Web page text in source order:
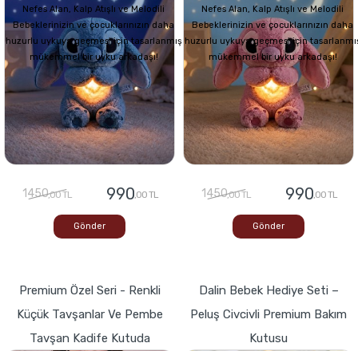
Nefes Alan, Kalp Atışlı ve Melodili
Bebeklerinizin ve çocuklarınızın daha
huzurlu uykuya geçmesi için tasarlanmış
mükemmel bir uyku arkadaşı!
1450,00 TL 990,00 TL
Gönder
Nefes Alan, Kalp Atışlı ve Melodili
Bebeklerinizin ve çocuklarınızın daha
huzurlu uykuya geçmesi için
mükemmel bir uyku arkadaşı!
1450,00 TL 990,00 TL
Gönder
Premium Özel Seri - Renkli
Küçük Tavşanlar Ve Pembe
Tavşan Kadife Kutuda
Dalin Bebek Hediye Seti –
Peluş Civcivli Premium Bakım
Kutusu